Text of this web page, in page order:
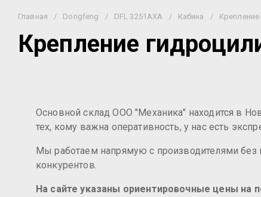
Главная / Dongfeng / DFL 3251AXA / Кабина /
Крепление
Основной склад ООО "Механика" находится в
тех, кому важна оперативность, у нас есть
Мы работаем напрямую с производителями без
конкурентов.
На сайте указаны ориентировочные цены на